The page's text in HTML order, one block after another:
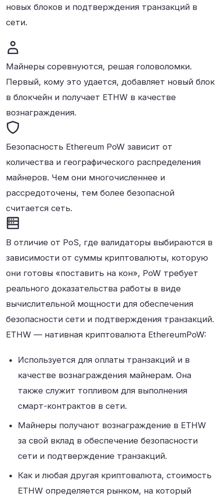
новых блоков и подтверждения транзакций в
сети.
Майнеры соревнуются, решая головоломки.
Первый, кому это удается, добавляет новый блок
в блокчейн и получает ETHW в качестве
вознаграждения.
Безопасность Ethereum PoW зависит от
количества и географического распределения
майнеров. Чем они многочисленнее и
рассредоточены, тем более безопасной
считается сеть.
В отличие от PoS, где валидаторы выбираются в
зависимости от суммы криптовалюты, которую
они готовы «поставить на кон», PoW требует
реального доказательства работы в виде
вычислительной мощности для обеспечения
безопасности сети и подтверждения транзакций.
ETHW — нативная криптовалюта EthereumPoW:
Используется для оплаты транзакций и в
качестве вознаграждения майнерам. Она
также служит топливом для выполнения
смарт-контрактов в сети.
Майнеры получают вознаграждение в ETHW
за свой вклад в обеспечение безопасности
сети и подтверждение транзакций.
Как и любая другая криптовалюта, стоимость
ETHW определяется рынком, на который